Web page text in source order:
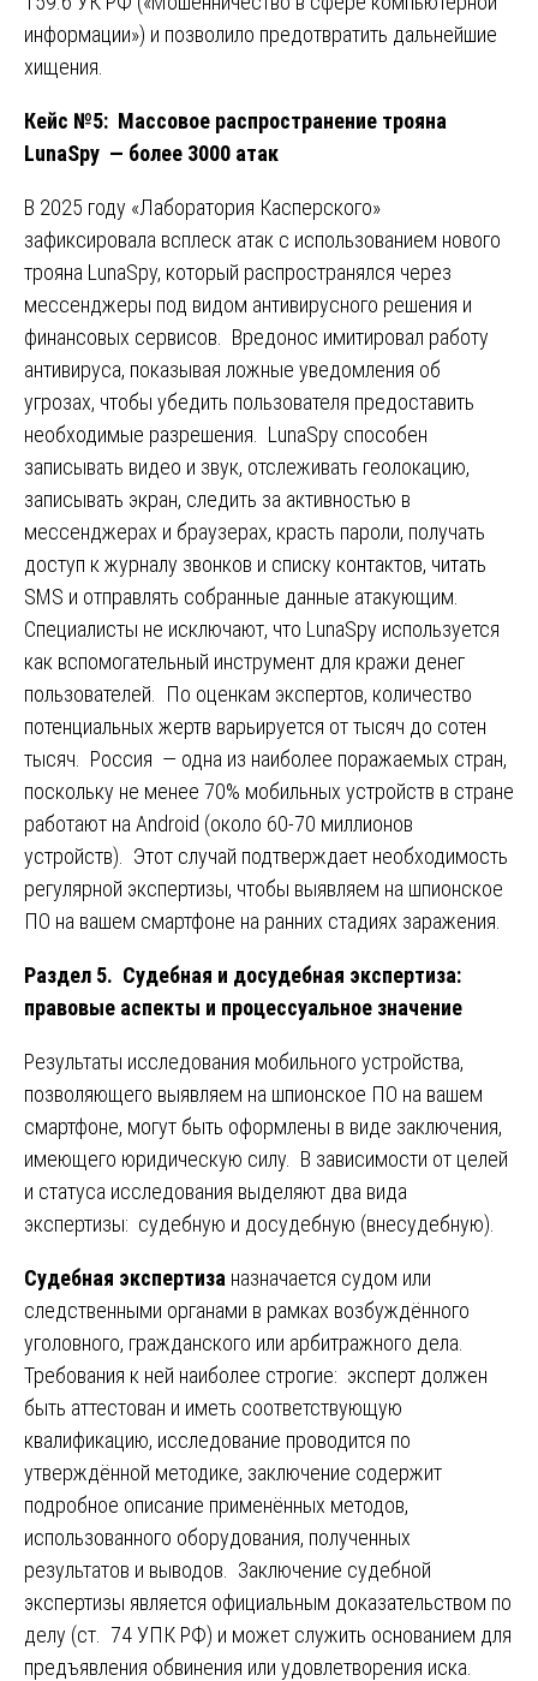
информации») и позволило предотвратить дальнейшие
хищения.
Кейс №5: Массовое распространение трояна
LunaSpy — более 3000 атак
В 2025 году «Лаборатория Касперского»
зафиксировала всплеск атак с использованием нового
трояна LunaSpy, который распространялся через
мессенджеры под видом антивирусного решения и
финансовых сервисов. Вредонос имитировал работу
антивируса, показывая ложные уведомления об
угрозах, чтобы убедить пользователя предоставить
необходимые разрешения. LunaSpy способен
записывать видео и звук, отслеживать геолокацию,
записывать экран, следить за активностью в
мессенджерах и браузерах, красть пароли, получать
доступ к журналу звонков и списку контактов, читать
SMS и отправлять собранные данные атакующим.
Специалисты не исключают, что LunaSpy используется
как вспомогательный инструмент для кражи денег
пользователей. По оценкам экспертов, количество
потенциальных жертв варьируется от тысяч до сотен
тысяч. Россия — одна из наиболее поражаемых стран,
поскольку не менее 70% мобильных устройств в стране
работают на Android (около 60-70 миллионов
устройств). Этот случай подтверждает необходимость
регулярной экспертизы, чтобы выявляем на шпионское
ПО на вашем смартфоне на ранних стадиях заражения.
Раздел 5. Судебная и досудебная экспертиза:
правовые аспекты и процессуальное значение
Результаты исследования мобильного устройства,
позволяющего выявляем на шпионское ПО на вашем
смартфоне, могут быть оформлены в виде заключения,
имеющего юридическую силу. В зависимости от целей
и статуса исследования выделяют два вида
экспертизы: судебную и досудебную (внесудебную).
Судебная экспертиза назначается судом или
следственными органами в рамках возбуждённого
уголовного, гражданского или арбитражного дела.
Требования к ней наиболее строгие: эксперт должен
быть аттестован и иметь соответствующую
квалификацию, исследование проводится по
утверждённой методике, заключение содержит
подробное описание применённых методов,
использованного оборудования, полученных
результатов и выводов. Заключение судебной
экспертизы является официальным доказательством по
делу (ст. 74 УПК РФ) и может служить основанием для
предъявления обвинения или удовлетворения иска.